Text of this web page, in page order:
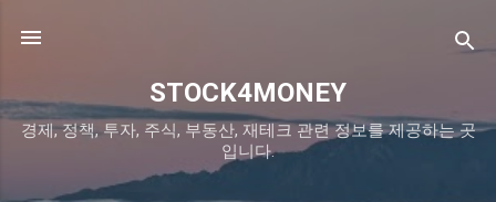
STOCK4MONEY
경제, 정책, 투자, 주식, 부동산, 재테크 관련 정보를 제공하는 곳
입니다.